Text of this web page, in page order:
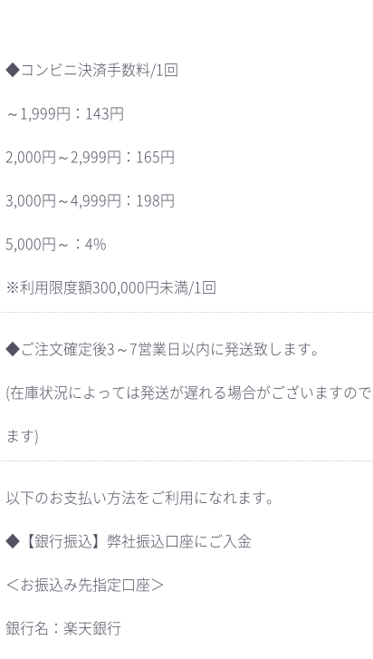
◆コンビニ決済手数料/1回
～1,999円：143円
2,000円～2,999円：165円
3,000円～4,999円：198円
5,000円～：4%
※利用限度額300,000円未満/1回
◆ご注文確定後3～7営業日以内に発送致します。
(在庫状況によっては発送が遅れる場合がございますの
ます)
以下のお支払い方法をご利用になれます。
◆【銀行振込】弊社振込口座にご入金
＜お振込み先指定口座＞
銀行名：楽天銀行